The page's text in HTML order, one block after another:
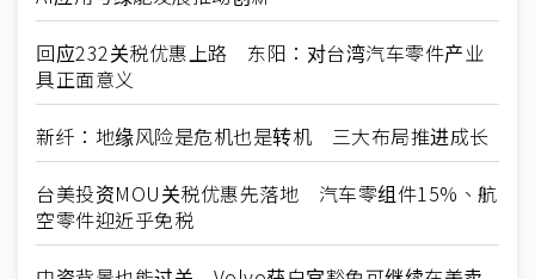
回应232关税优惠上路 东阳：对台湾汽车零件产业
具正面意义
新纤：地缘风险是危机也是转机 三大布局推进成长
台美投资MOU关税优惠先落地 汽车零组件15%、航
空零件迎近乎免税